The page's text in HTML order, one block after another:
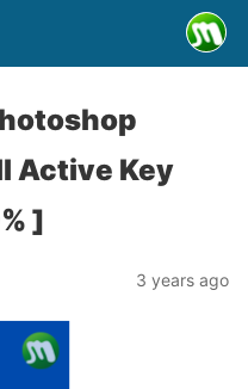
Active Key
]
3 years ago